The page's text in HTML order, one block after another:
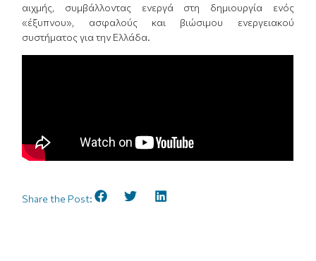
αιχμής, συμβάλλοντας ενεργά στη δημιουργία ενός
«έξυπνου», ασφαλούς και βιώσιμου ενεργειακού
συστήματος για την Ελλάδα.
Share the Post: